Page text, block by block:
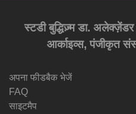
स्टडी बुद्धिज़्म डा. अलेक्ज़ेंडर
आर्काइव्स, पंजीकृत
अपना फीडबैक भेजें
FAQ
साइटमैप